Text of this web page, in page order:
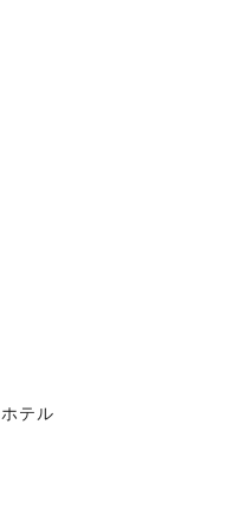
ホテル